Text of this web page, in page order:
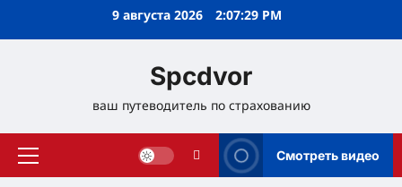
9 августа 2026 2:07:30 PM
Spcdvor
ваш путеводитель по страхованию
Основное
Смотреть видео